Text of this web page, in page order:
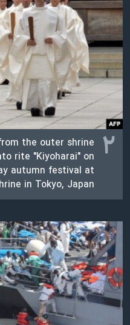
نرگس محمدی برنده جایزه
همایش محافظه‌کاران آمریکا
صفحه‌های ویژه
سفر پرزیدنت ترامپ به چین
۲
the outer shrine
rite "Kiyoharai" on
autumn festival at
in Tokyo, Japan.